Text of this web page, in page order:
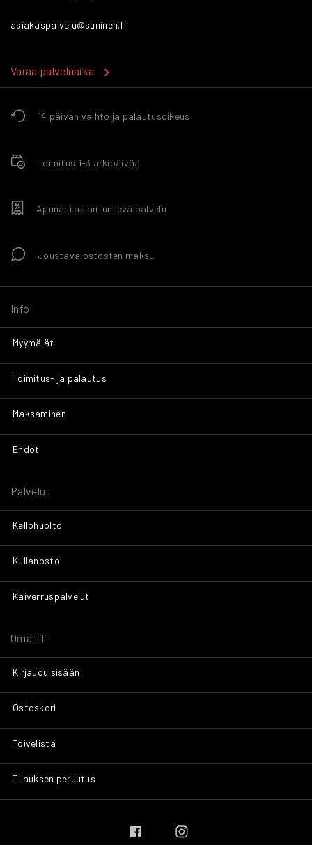
14 päivän vaihto ja palautusoikeus
Toimitus 1-3 arkipäivää
Apunasi asiantunteva palvelu
Joustava ostosten maksu
Info
Myymälät
Toimitus- ja palautus
Maksaminen
Ehdot
Palvelut
Kellohuolto
Kullanosto
Kaiverruspalvelut
Oma tili
Kirjaudu sisään
Ostoskori
Toivelista
Tilauksen peruutus
asiakaspalvelu@suninen.fi
Varaa palveluaika